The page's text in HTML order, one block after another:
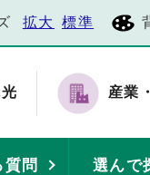
拡大 標準
産業
問 選んで